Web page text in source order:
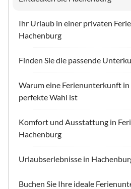
Ihr Urlaub in einer privaten
Hachenburg
Finden Sie die passende
Warum eine Ferienunterkunft
perfekte Wahl ist
Komfort und Ausstattung in
Hachenburg
Urlaubserlebnisse in
Buchen Sie Ihre ideale